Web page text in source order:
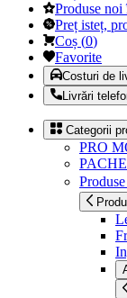
Produse noi
Preț isteț,
Coș (0)
Favorite
Costuri de
Livrări
Categorii
PRO